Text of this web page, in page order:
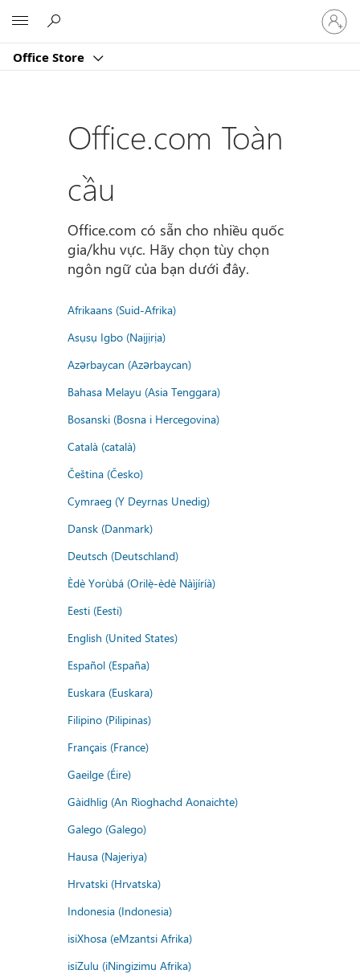
Office Store
Đăng
nhập
tài
của
Office.com Toàn
cầu
Office.com có sẵn cho nhiều quốc
gia/khu vực. Hãy chọn tùy chọn
ngôn ngữ của bạn dưới đây.
Afrikaans (Suid-Afrika)
Asụsụ Igbo (Naịjịrịa)
Azərbaycan (Azərbaycan)
Bahasa Melayu (Asia Tenggara)
Bosanski (Bosna i Hercegovina)
Català (català)
Čeština (Česko)
Cymraeg (Y Deyrnas Unedig)
Dansk (Danmark)
Deutsch (Deutschland)
Èdè Yorùbá (Orilẹ̀-èdè Nàìjíríà)
Eesti (Eesti)
English (United States)
Español (España)
Euskara (Euskara)
Filipino (Pilipinas)
Français (France)
Gaeilge (Éire)
Gàidhlig (An Rìoghachd Aonaichte)
Galego (Galego)
Hausa (Najeriya)
Hrvatski (Hrvatska)
Indonesia (Indonesia)
isiXhosa (eMzantsi Afrika)
isiZulu (iNingizimu Afrika)